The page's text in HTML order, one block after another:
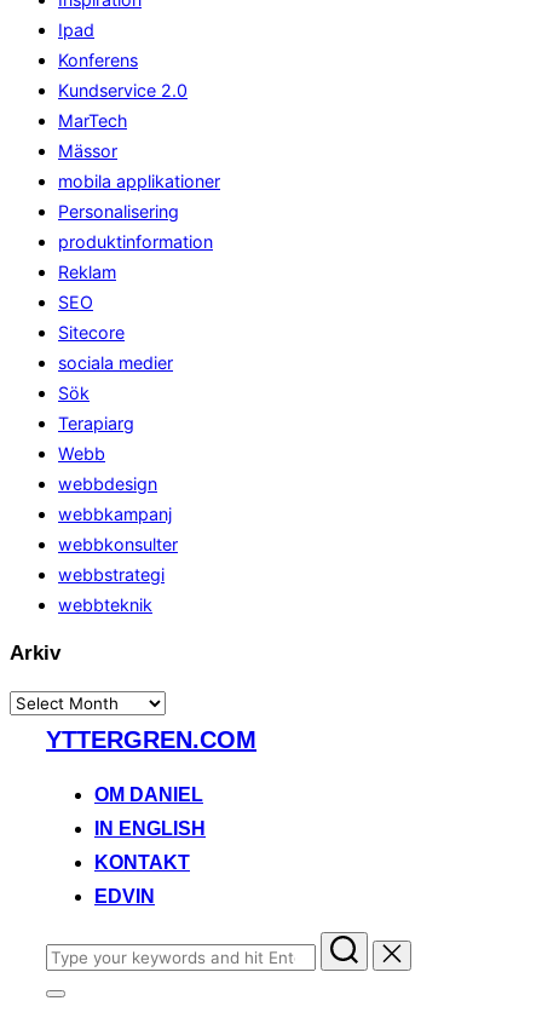
Ipad
Konferens
Kundservice 2.0
MarTech
Mässor
mobila applikationer
Personalisering
produktinformation
Reklam
SEO
Sitecore
sociala medier
Sök
Terapiarg
Webb
webbdesign
webbkampanj
webbkonsulter
webbstrategi
webbteknik
Arkiv
Arkiv
YTTERGREN.COM
OM DANIEL
IN ENGLISH
KONTAKT
EDVIN
Search
for:
Toggle